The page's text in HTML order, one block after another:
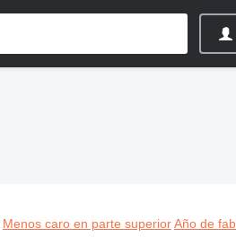
Menos caro en parte superior Año de